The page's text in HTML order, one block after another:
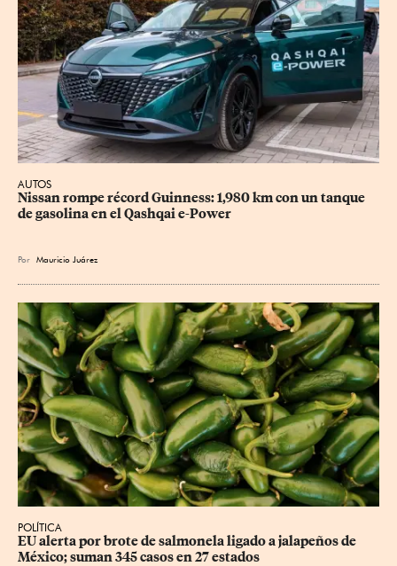
AUTOS
Nissan rompe récord Guinness: 1,980 km con un tanque
de gasolina en el Qashqai e-Power
Por Mauricio Juárez
POLÍTICA
EU alerta por brote de salmonela ligado a jalapeños de
México; suman 345 casos en 27 estados